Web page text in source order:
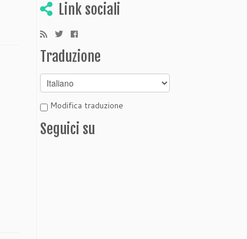
Link sociali
Traduzione
Modifica traduzione
Seguici su